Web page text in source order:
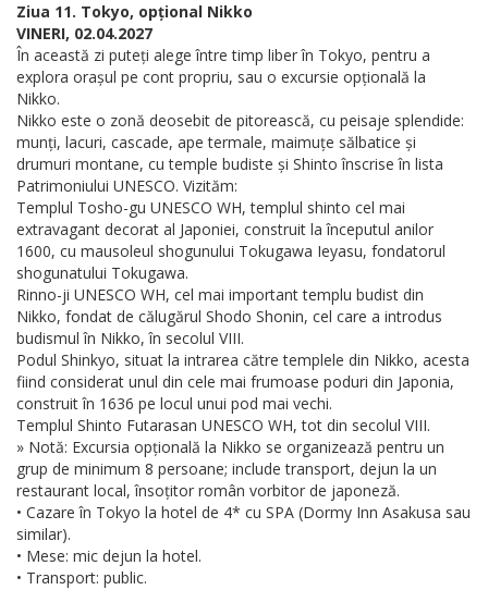
Ziua 11. Tokyo, opțional Nikko
VINERI, 02.04.2027
În această zi puteți alege între timp liber în Tokyo, pentru a
explora orașul pe cont propriu, sau o excursie opțională la
Nikko.
Nikko este o zonă deosebit de pitorească, cu peisaje splendide:
munți, lacuri, cascade, ape termale, maimuțe sălbatice și
drumuri montane, cu temple budiste și Shinto înscrise în lista
Patrimoniului UNESCO. Vizităm:
Templul Tosho-gu UNESCO WH, templul shinto cel mai
extravagant decorat al Japoniei, construit la începutul anilor
1600, cu mausoleul shogunului Tokugawa Ieyasu, fondatorul
shogunatului Tokugawa.
Rinno-ji UNESCO WH, cel mai important templu budist din
Nikko, fondat de călugărul Shodo Shonin, cel care a introdus
budismul în Nikko, în secolul VIII.
Podul Shinkyo, situat la intrarea către templele din Nikko, acesta
fiind considerat unul din cele mai frumoase poduri din Japonia,
construit în 1636 pe locul unui pod mai vechi.
Templul Shinto Futarasan UNESCO WH, tot din secolul VIII.
» Notă: Excursia opțională la Nikko se organizează pentru un
grup de minimum 8 persoane; include transport, dejun la un
restaurant local, însoțitor român vorbitor de japoneză.
• Cazare în Tokyo la hotel de 4* cu SPA (Dormy Inn Asakusa sau
similar).
• Mese: mic dejun la hotel.
• Transport: public.